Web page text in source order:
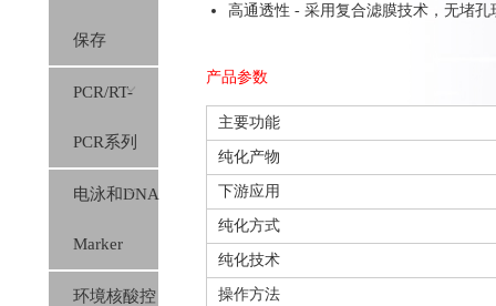
保存
PCR/RT-
PCR系列
电泳和DNA
Marker
环境核酸控
高通透性 - 采用复合滤膜技术，无堵孔
产品参数
主要功能
纯化产物
下游应用
纯化方式
纯化技术
操作方法